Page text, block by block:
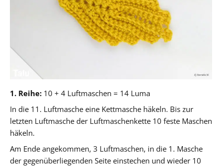
1. Reihe: 10 + 4 Luftmaschen = 14 Luma
In die 11. Luftmasche eine Kettmasche häkeln. Bis zur
letzten Luftmasche der Luftmaschenkette 10 feste Maschen
häkeln.
Am Ende angekommen, 3 Luftmaschen, in die 1. Masche
der gegenüberliegenden Seite einstechen und wieder 10